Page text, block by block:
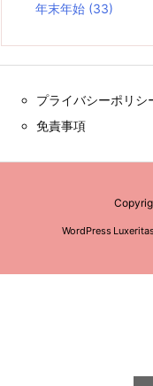
年末年始 (33)
プライバシーポリシ
免責事項
WordPress